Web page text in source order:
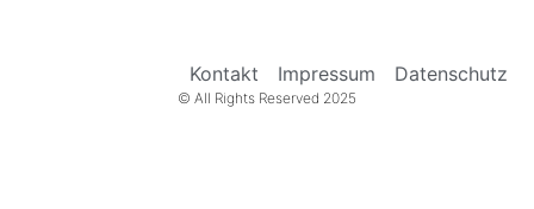
Kontakt Impressum Datenschutz
© All Rights Reserved 2025